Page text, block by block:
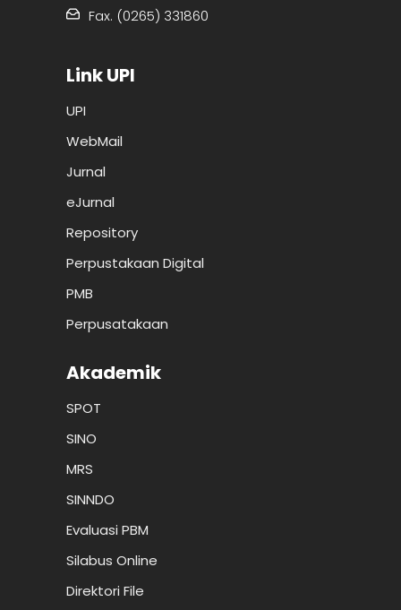
Fax. (0265) 331860
Link UPI
UPI
WebMail
Jurnal
eJurnal
Repository
Perpustakaan Digital
PMB
Perpusatakaan
Akademik
SPOT
SINO
MRS
SINNDO
Evaluasi PBM
Silabus Online
Direktori File